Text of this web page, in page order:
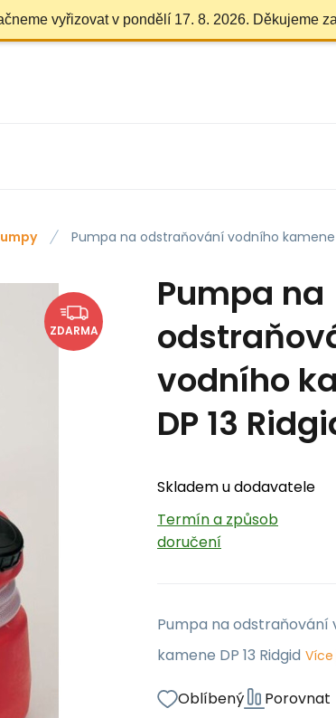
vyřizovat v pondělí 17. 8. 2026. Děkujeme
Pumpa na odstraňování vodního kamene
ZDARMA
Pumpa na
vodního
DP 13
Skladem u dodavatele
Termín a způsob
doručení
Pumpa na odstraňování
kamene DP 13 Ridgid Více
Oblíbený Porovnat